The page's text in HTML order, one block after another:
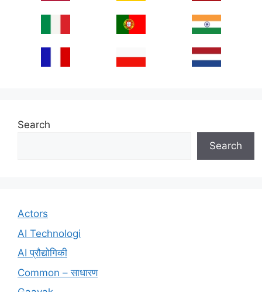
Search
Search
Actors
AI Technologi
AI प्रौद्योगिकी
Common – साधारण